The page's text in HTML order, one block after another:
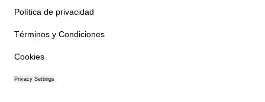
Política de privacidad
Términos y Condiciones
Cookies
Privacy Settings